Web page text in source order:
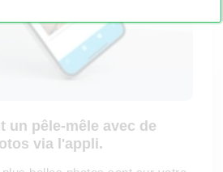
un pêle-mêle avec de
via l'appli.